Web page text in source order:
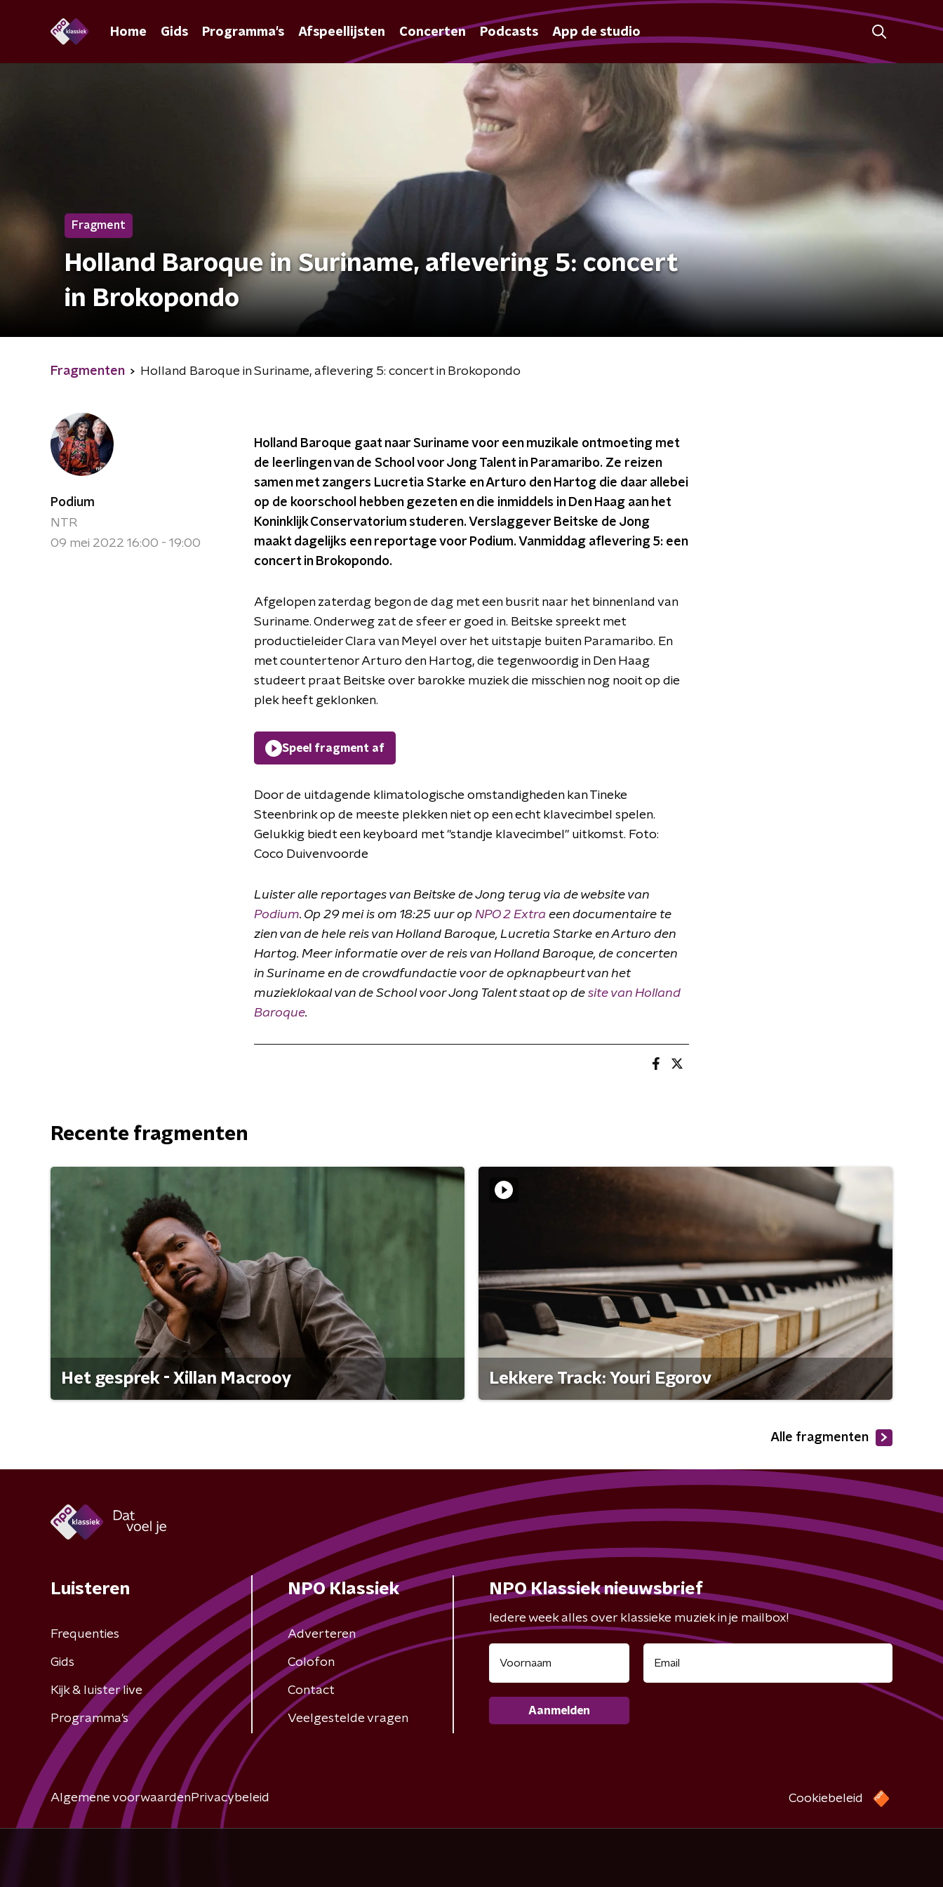
Home Gids Programma's Afspeellijsten Concerten Podcasts App de studio
Fragment
Holland Baroque in Suriname, aflevering 5: concert
in Brokopondo
Fragmenten Holland Baroque in Suriname, aflevering 5: concert in Brokopondo
Podium
NTR
09 mei 2022 16:00 - 19:00
Holland Baroque gaat naar Suriname voor een muzikale ontmoeting met
de leerlingen van de School voor Jong Talent in Paramaribo. Ze reizen
samen met zangers Lucretia Starke en Arturo den Hartog die daar allebei
op de koorschool hebben gezeten en die inmiddels in Den Haag aan het
Koninklijk Conservatorium studeren. Verslaggever Beitske de Jong
maakt dagelijks een reportage voor Podium. Vanmiddag aflevering 5: een
concert in Brokopondo.
Afgelopen zaterdag begon de dag met een busrit naar het binnenland van
Suriname. Onderweg zat de sfeer er goed in. Beitske spreekt met
productieleider Clara van Meyel over het uitstapje buiten Paramaribo. En
met countertenor Arturo den Hartog, die tegenwoordig in Den Haag
studeert praat Beitske over barokke muziek die misschien nog nooit op die
plek heeft geklonken.
Speel fragment af
Door de uitdagende klimatologische omstandigheden kan Tineke
Steenbrink op de meeste plekken niet op een echt klavecimbel spelen.
Gelukkig biedt een keyboard met "standje klavecimbel" uitkomst. Foto:
Coco Duivenvoorde
Luister alle reportages van Beitske de Jong terug via de website van
Podium. Op 29 mei is om 18:25 uur op NPO 2 Extra een documentaire te
zien van de hele reis van Holland Baroque, Lucretia Starke en Arturo den
Hartog. Meer informatie over de reis van Holland Baroque, de concerten
in Suriname en de crowdfundactie voor de opknapbeurt van het
muzieklokaal van de School voor Jong Talent staat op de site van Holland
Baroque.
Recente fragmenten
Het gesprek - Xillan Macrooy Lekkere Track: Youri Egorov
Alle fragmenten
Luisteren
Frequenties
Gids
Kijk & luister live
Programma's
NPO Klassiek
Adverteren
Colofon
Contact
Veelgestelde vragen
NPO Klassiek nieuwsbrief
Iedere week alles over klassieke muziek in je mailbox!
Aanmelden
Algemene voorwaardenPrivacybeleid Cookiebeleid